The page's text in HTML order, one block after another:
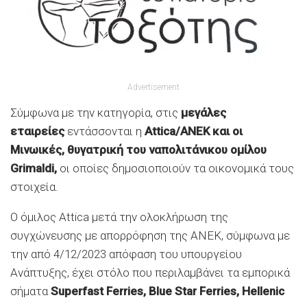
Advertisement
Σύμφωνα με την κατηγορία, στις μεγάλες
εταιρείεςεντάσσονται η Attica/ΑΝΕΚ και οι
Μινωικές, θυγατρική του ναπολιτάνικου ομίλου
Grimaldi, οι οποίες δημοσιοποιούν τα οικονομικά τους
στοιχεία.
Ο όμιλος Attica μετά την ολοκλήρωση της
συγχώνευσης με απορρόφηση της ΑΝΕΚ, σύμφωνα με
την από 4/12/2023 απόφαση του υπουργείου
Ανάπτυξης, έχει στόλο που περιλαμβάνει τα εμπορικά
σήματα Superfast Ferries, Blue Star Ferries, Hellenic